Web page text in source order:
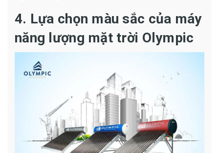
4. Lựa chọn màu sắc của máy
năng lượng mặt trời Olympic